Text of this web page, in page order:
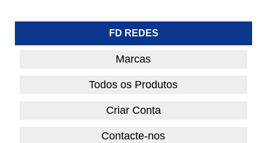
FD REDES
Marcas
Todos os Produtos
Criar Conta
Contacte-nos